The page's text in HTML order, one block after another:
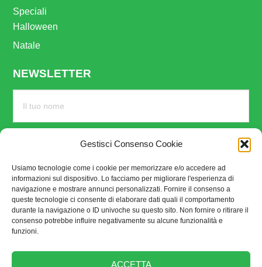
Gestisci Consenso Cookie
Usiamo tecnologie come i cookie per memorizzare e/o accedere ad
informazioni sul dispositivo. Lo facciamo per migliorare l'esperienza di
navigazione e mostrare annunci personalizzati. Fornire il consenso a
queste tecnologie ci consente di elaborare dati quali il comportamento
durante la navigazione o ID univoche su questo sito. Non fornire o ritirare il
consenso potrebbe influire negativamente su alcune funzionalità e
funzioni.
ACCETTA
Speciali
Halloween
Natale
NEWSLETTER
SEGUICI SU